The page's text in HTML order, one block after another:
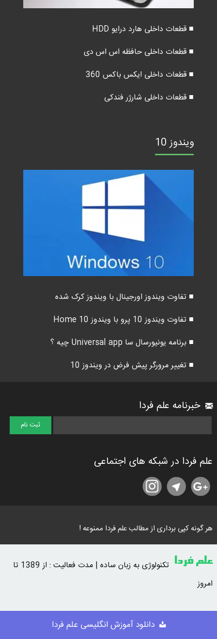
■ قطعات داخلی هارد درایو HDD
■ قطعات داخلی حافظه اس اس دی
■ قطعات داخلی ایکس باکس 360
■ قطعات داخلی شارژر فندکی
ویندوز 10
■ تفاوت ویندوز اورجینال با ویندوز کرک شده
■ تفاوت ویندوز 10 پرو با ویندوز 10 Home
■ برنامه یونیورسال سا Universal app چیه ؟
■ تغییر مرورگر پیش فرض در ویندوز 10
خبرنامه علم فردا
علم فردا در شبکه های اجتماعی
هر گونه کپی برداری از مطالب علم فردا ممنوعه !
علم فردا
تکنولوژی به زبان ساده | مدت فعالیت : از 1389 تا
امروز
درباره ما
دانلود آموزش انگلیسی علم فردا